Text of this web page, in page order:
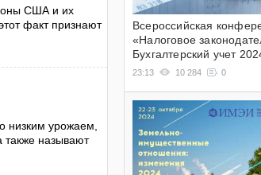
США и их
факт признают
низким урожаем,
называют
Всероссийская
«Налоговое
Бухгалтерский учет
23:13 10 284 0